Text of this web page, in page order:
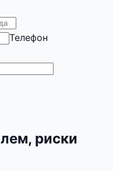
Телефон
риски